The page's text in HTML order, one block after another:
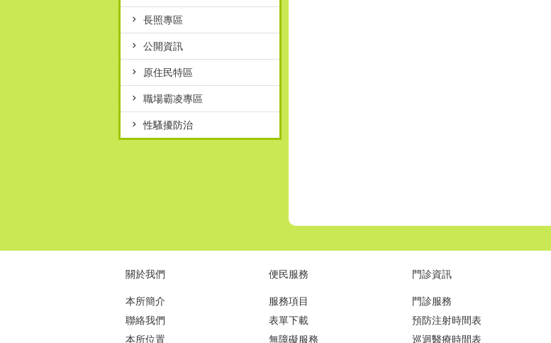
長照專區
公開資訊
原住民特區
職場霸凌專區
性騷擾防治
關於我們
本所簡介
聯絡我們
本所位置
便民服務
服務項目
表單下載
無障礙服務
門診資訊
門診服務
預防注射時間表
巡迴醫療時間表